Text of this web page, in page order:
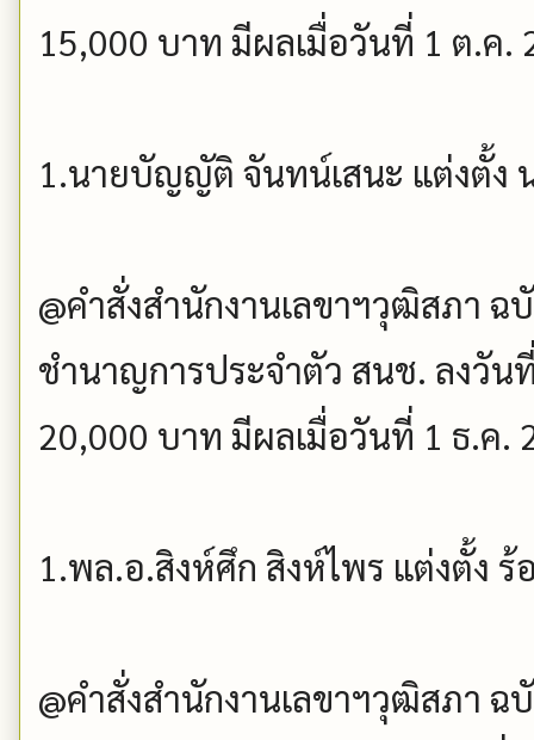
15,000 บาท มีผลเมื่อวันที่ 1 ต.ค.
1.นายบัญญัติ จันทน์เสนะ แต่งตั้ง
@คำสั่งสำนักงานเลขาฯวุฒิสภา
ชำนาญการประจำตัว สนช. ลงวัน
20,000 บาท มีผลเมื่อวันที่ 1 ธ.ค.
1.พล.อ.สิงห์ศึก สิงห์ไพร แต่งตั้ง
@คำสั่งสำนักงานเลขาฯวุฒิสภา